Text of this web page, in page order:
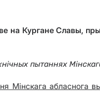
на Кургане Славы,
пытаннях
Мінскага абласнога